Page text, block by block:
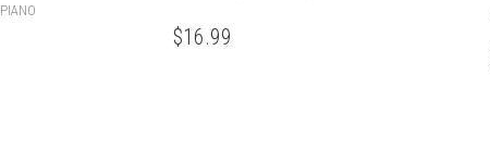
PIANO
$16.99